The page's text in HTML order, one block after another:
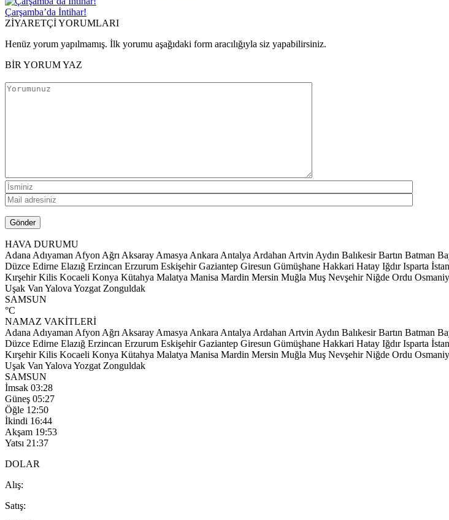
Çarşamba’da İntihar!
ZİYARETÇİ YORUMLARI
Henüz yorum yapılmamış. İlk yorumu aşağıdaki form aracılığıyla siz yapabilirsiniz.
BİR YORUM YAZ
HAVA DURUMU
Adana Adıyaman Afyon Ağrı Aksaray Amasya Ankara Antalya Ardahan Artvin Aydın Balıkesir Bartın Batman
Düzce Edirne Elazığ Erzincan Erzurum Eskişehir Gaziantep Giresun Gümüşhane Hakkari Hatay Iğdır Isparta
Kırşehir Kilis Kocaeli Konya Kütahya Malatya Manisa Mardin Mersin Muğla Muş Nevşehir Niğde Ordu
Uşak Van Yalova Yozgat Zonguldak
SAMSUN
°C
NAMAZ VAKİTLERİ
Adana Adıyaman Afyon Ağrı Aksaray Amasya Ankara Antalya Ardahan Artvin Aydın Balıkesir Bartın Batman
Düzce Edirne Elazığ Erzincan Erzurum Eskişehir Gaziantep Giresun Gümüşhane Hakkari Hatay Iğdır Isparta
Kırşehir Kilis Kocaeli Konya Kütahya Malatya Manisa Mardin Mersin Muğla Muş Nevşehir Niğde Ordu
Uşak Van Yalova Yozgat Zonguldak
SAMSUN
İmsak 03:28
Güneş 05:27
Öğle 12:50
İkindi 16:44
Akşam 19:53
Yatsı 21:37
DOLAR
Alış:
Satış: